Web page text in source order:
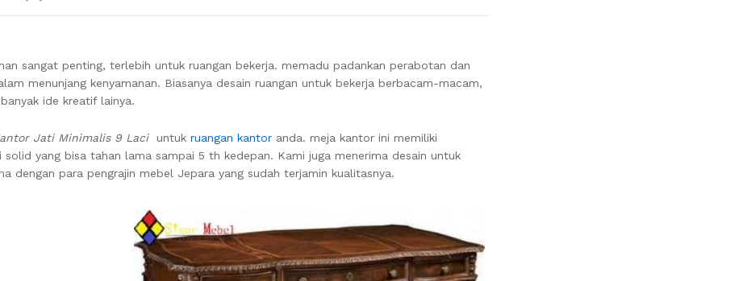
sangat penting, terlebih untuk ruangan bekerja. memadu padankan perabotan dan
menunjang kenyamanan. Biasanya desain ruangan untuk bekerja berbacam-macam,
ide kreatif lainya.
Jati Minimalis 9 Laci untuk ruangan kantor anda. meja kantor ini memiliki
yang bisa tahan lama sampai 5 th kedepan. Kami juga menerima desain untuk
dengan para pengrajin mebel Jepara yang sudah terjamin kualitasnya.